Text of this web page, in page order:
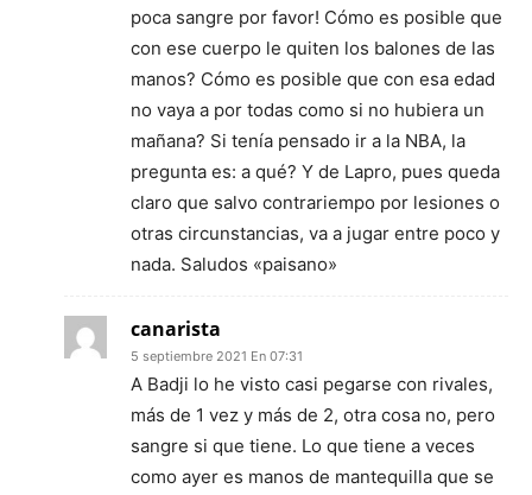
poca sangre por favor! Cómo es posible que
con ese cuerpo le quiten los balones de las
manos? Cómo es posible que con esa edad
no vaya a por todas como si no hubiera un
mañana? Si tenía pensado ir a la NBA, la
pregunta es: a qué? Y de Lapro, pues queda
claro que salvo contrariempo por lesiones o
otras circunstancias, va a jugar entre poco y
nada. Saludos «paisano»
canarista
5 septiembre 2021 En 07:31
A Badji lo he visto casi pegarse con rivales,
más de 1 vez y más de 2, otra cosa no, pero
sangre si que tiene. Lo que tiene a veces
como ayer es manos de mantequilla que se